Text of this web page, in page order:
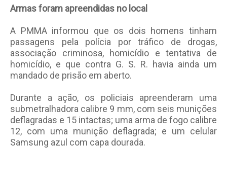
Armas foram apreendidas no local
A PMMA informou que os dois homens tinham
passagens pela polícia por tráfico de drogas,
associação criminosa, homicídio e tentativa de
homicídio, e que contra G. S. R. havia ainda um
mandado de prisão em aberto.
Durante a ação, os policiais apreenderam uma
submetralhadora calibre 9 mm, com seis munições
deflagradas e 15 intactas; uma arma de fogo calibre
12, com uma munição deflagrada; e um celular
Samsung azul com capa dourada.